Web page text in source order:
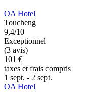
OA Hotel
Toucheng
9,4/10
Exceptionnel
(3 avis)
101 €
taxes et frais compris
1 sept. - 2 sept.
OA Hotel